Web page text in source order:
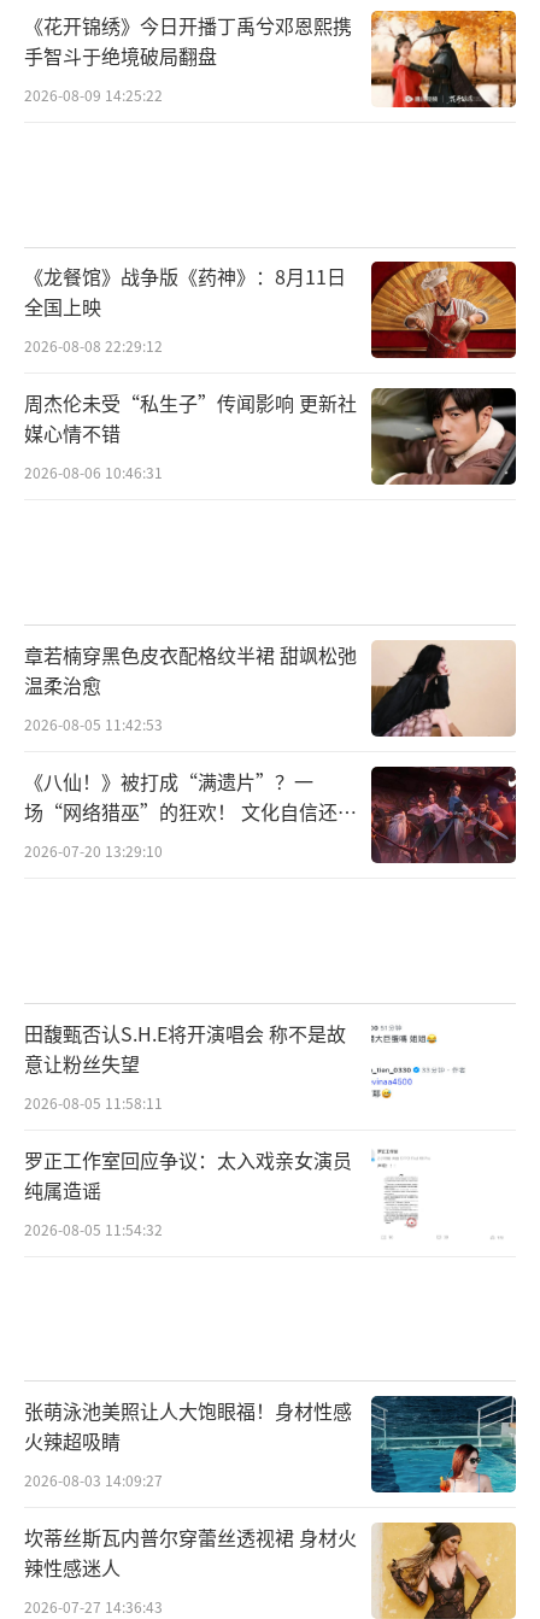
《花开锦绣》今日开播丁禹兮邓恩熙携
手智斗于绝境破局翻盘
2026-08-09 14:25:22
《龙餐馆》战争版《药神》：8月11日
全国上映
2026-08-08 22:29:12
周杰伦未受“私生子”传闻影响 更新社
媒心情不错
2026-08-06 10:46:31
章若楠穿黑色皮衣配格纹半裙 甜飒松弛
温柔治愈
2026-08-05 11:42:53
《八仙！》被打成“满遗片”？一
场“网络猎巫”的狂欢！ 文化自信还是
焦虑？
2026-07-20 13:29:10
田馥甄否认S.H.E将开演唱会 称不是故
意让粉丝失望
2026-08-05 11:58:11
罗正工作室回应争议：太入戏亲女演员
纯属造谣
2026-08-05 11:54:32
张萌泳池美照让人大饱眼福！身材性感
火辣超吸睛
2026-08-03 14:09:27
坎蒂丝斯瓦内普尔穿蕾丝透视裙 身材火
辣性感迷人
2026-07-27 14:36:43